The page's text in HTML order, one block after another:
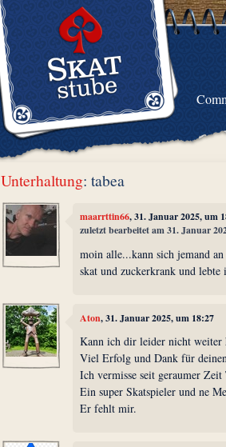
Unterhaltung: tabea
maarrttin66, 31. Januar 2025, um
zuletzt bearbeitet am 31. Januar
moin alle...kann sich jemand
skat und zuckerkrank und
Aton, 31. Januar 2025, um 18:27
Kann ich dir leider nicht weiter
Viel Erfolg und Dank für
Ich vermisse seit geraumer
Ein super Skatspieler und ne
Er fehlt mir.